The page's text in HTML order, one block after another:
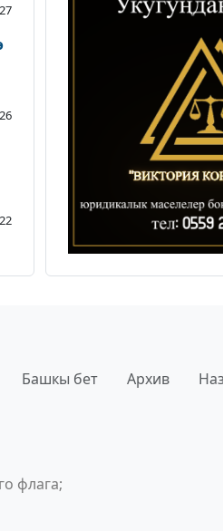
Башкы бет Архив
флага;